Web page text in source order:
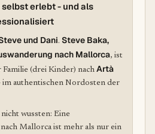
erlebt - und als
und Dani. Steve Baka,
nach Mallorca, ist
(drei Kinder) nach Artà
im authentischen Nordosten der
wussten: Eine
Mallorca ist mehr als nur ein